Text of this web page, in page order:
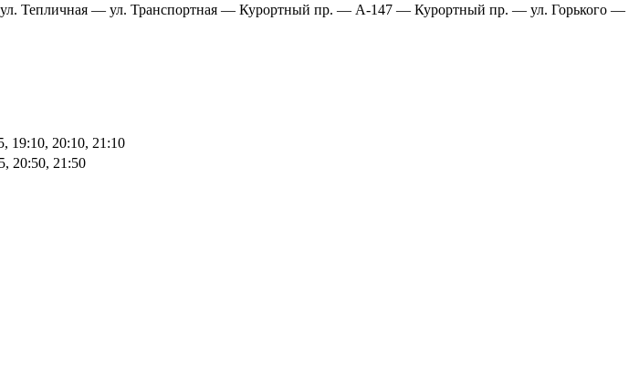
Тепличная — ул. Транспортная — Курортный пр. — А-147 — Курортный пр. — ул. Горького —
19:10, 20:10, 21:10
20:50, 21:50